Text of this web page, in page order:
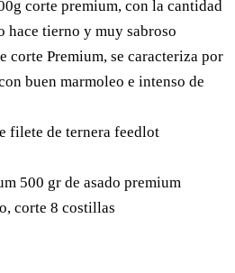
corte premium, con la cantidad
hace tierno y muy sabroso
corte Premium, se caracteriza por
buen marmoleo e intenso de
filete de ternera feedlot
500 gr de asado premium
corte 8 costillas